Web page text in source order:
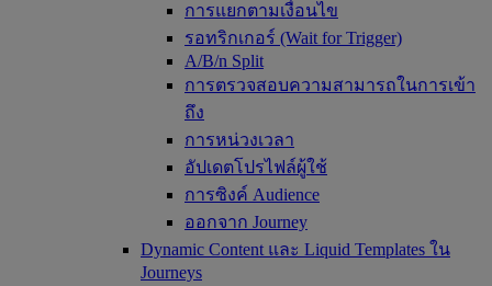
การแยกตามเงื่อนไข
รอทริกเกอร์ (Wait for Trigger)
A/B/n Split
การตรวจสอบความสามารถในการเข้า
ถึง
การหน่วงเวลา
อัปเดตโปรไฟล์ผู้ใช้
การซิงค์ Audience
ออกจาก Journey
Dynamic Content และ Liquid Templates ใน
Journeys